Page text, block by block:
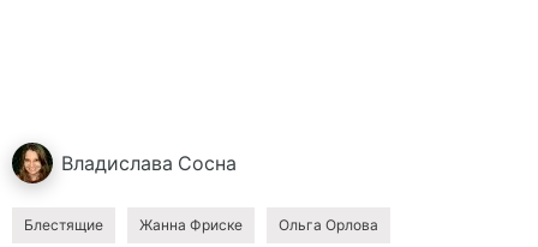
Владислава Сосна
Блестящие Жанна Фриске Ольга Орлова